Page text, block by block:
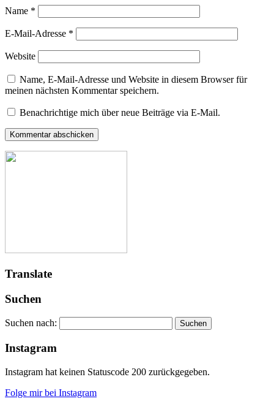
Name *
E-Mail-Adresse *
Website
Name, E-Mail-Adresse und Website in diesem Browser für
meinen nächsten Kommentar speichern.
Benachrichtige mich über neue Beiträge via E-Mail.
Translate
Suchen
Suchen nach:
Instagram
Instagram hat keinen Statuscode 200 zurückgegeben.
Folge mir bei Instagram